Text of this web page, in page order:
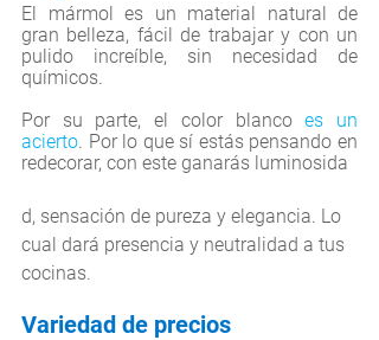
El mármol es un material natural de
gran belleza, fácil de trabajar y con un
pulido increíble, sin necesidad de
químicos.
Por su parte, el color blanco es un
acierto . Por lo que sí estás pensando en
redecorar, con este ganarás luminosida
d, sensación de pureza y elegancia. Lo
cual dará presencia y neutralidad a tus
cocinas.
Variedad de precios